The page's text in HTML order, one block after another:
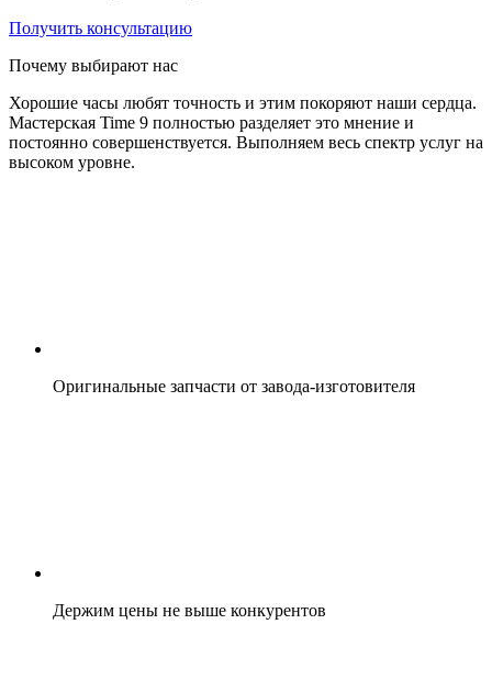
Получить консультацию
Почему выбирают нас
Хорошие часы любят точность и этим покоряют наши сердца.
Мастерская Time 9 полностью разделяет это мнение и
постоянно совершенствуется. Выполняем весь спектр услуг на
высоком уровне.
Оригинальные запчасти от завода-изготовителя
Держим цены не выше конкурентов